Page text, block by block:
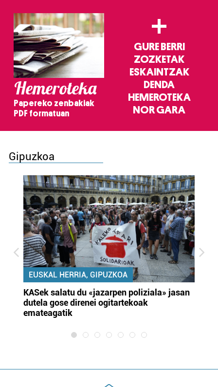
Hemeroteka
Papereko zenbakiak
PDF formatuan
+
GURE BERRI
ZOZKETAK
ESKAINTZAK
DENDA
HEMEROTEKA
NOR GARA
Gipuzkoa
EUSKAL HERRIA, GIPUZKOA
KASek salatu du «jazarpen poliziala» jasan
dutela gose direnei ogitartekoak
emateagatik